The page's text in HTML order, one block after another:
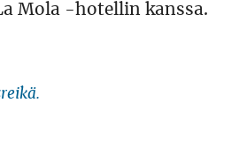
Mola -hotellin kanssa.